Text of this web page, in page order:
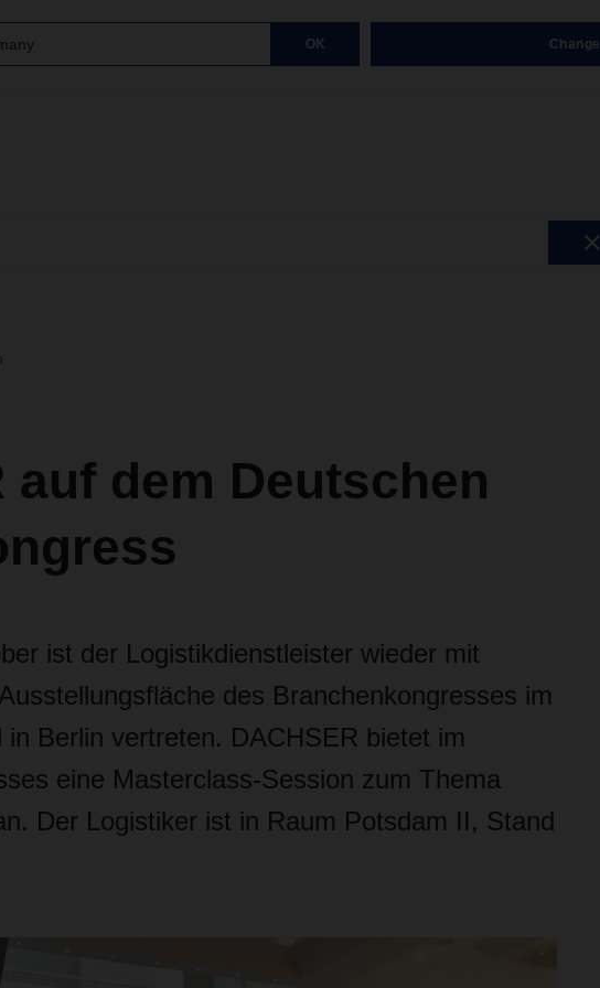
OK Change
auf dem Deutschen
ist der Logistikdienstleister wieder mit
des Branchenkongresses im
Berlin vertreten. DACHSER bietet im
eine Masterclass-Session zum Thema
Der Logistiker ist in Raum Potsdam II, Stand